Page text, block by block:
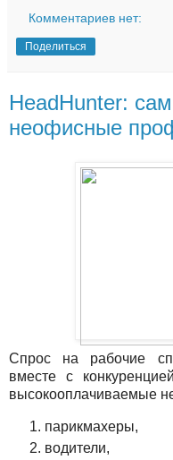
Комментариев нет:
Поделиться
HeadHunter:
неофисные
Спрос на рабочие
вместе с
высокооплачиваемые
парикмахеры,
водители,